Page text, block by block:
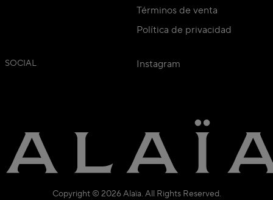
Términos de venta
Política de privacidad
SOCIAL Instagram
Copyright © 2026 Alaïa. All Rights Reserved.